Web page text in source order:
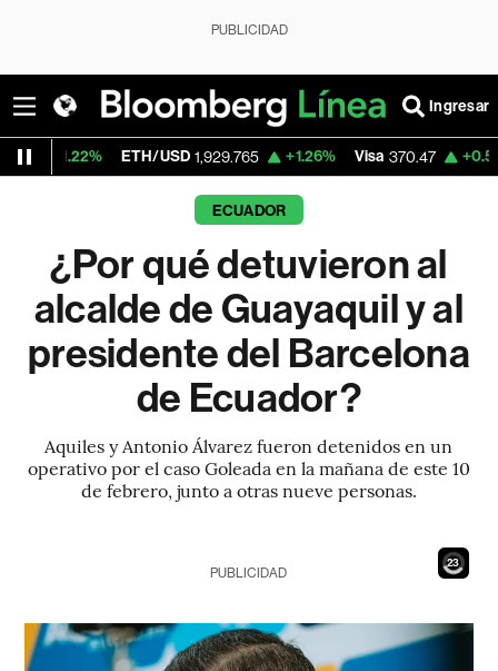
PUBLICIDAD
Ingresar
ETH/USD 1,929.765 +1.26% Visa 370.47 +0.52%
ECUADOR
¿Por qué detuvieron al
alcalde de Guayaquil y al
presidente del Barcelona
de Ecuador?
Aquiles y Antonio Álvarez fueron detenidos en un
operativo por el caso Goleada en la mañana de este 10
de febrero, junto a otras nueve personas.
21
PUBLICIDAD